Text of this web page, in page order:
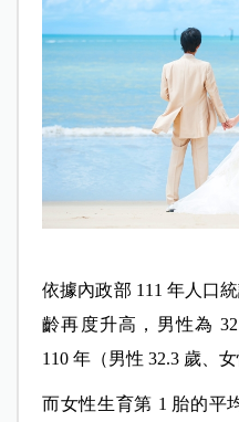
依據內政部 111 年人口
齡再度升高，男性為
110 年（男性 32.3 歲、
而女性生育第 1 胎的平